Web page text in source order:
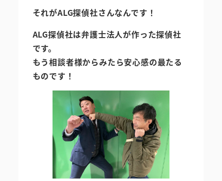
それがALG探偵社さんなんです！
ALG探偵社は弁護士法人が作った探偵社
です。
もう相談者様からみたら安心感の最たる
ものです！